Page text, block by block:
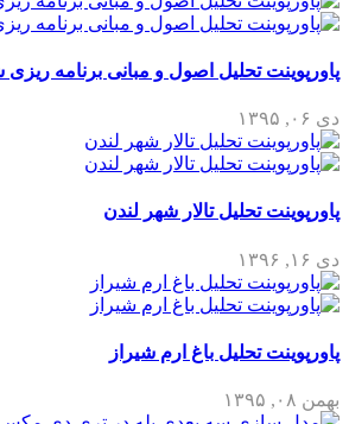
پاورپوینت تحلیل اصول و مبانی برنامه
دی ۰۶, ۱۳۹۵
پاورپوینت تحلیل تالار شهر لندن
دی ۱۶, ۱۳۹۶
پاورپوینت تحلیل باغ ارم شیراز
بهمن ۰۸, ۱۳۹۵